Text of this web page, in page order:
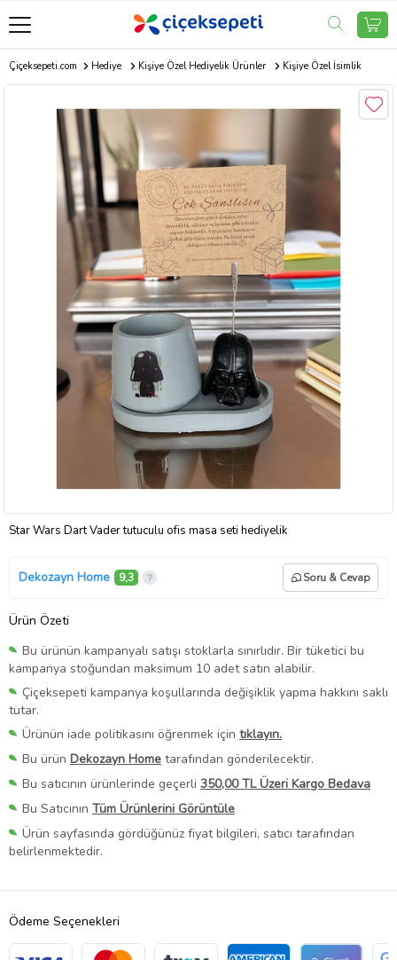
Çiçeksepeti.com Hediye Kişiye Özel Hediyelik Ürünler Kişiye Özel İsimlik
Star Wars Dart Vader tutuculu ofis masa seti hediyelik
Dekozayn Home 9,3 Soru & Cevap
Ürün Özeti
Bu ürünün kampanyalı satışı stoklarla sınırlıdır. Bir tüketici bu
kampanya stoğundan maksimum 10 adet satın alabilir.
Çiçeksepeti kampanya koşullarında değişiklik yapma hakkını saklı
tutar.
Ürünün iade politikasını öğrenmek için tıklayın.
Bu ürün Dekozayn Home tarafından gönderilecektir.
Bu satıcının ürünlerinde geçerli 350,00 TL Üzeri Kargo Bedava
Bu Satıcının Tüm Ürünlerini Görüntüle
Ürün sayfasında gördüğünüz fiyat bilgileri, satıcı tarafından
belirlenmektedir.
Ödeme Seçenekleri